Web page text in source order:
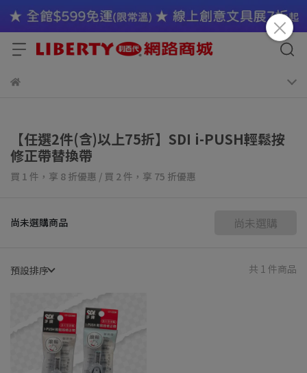
【任選2件(含)以上75折】SDI i-PUSH輕鬆按
修正帶替換帶
買 1 件， 享 8 折優惠 / 買 2 件， 享 75 折優惠
尚未選購商品 尚未選購
預設排序 共 1 件商品